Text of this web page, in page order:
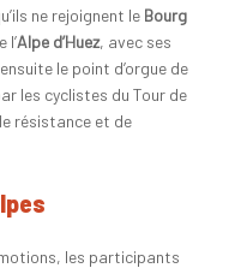
ne rejoignent le Bourg
l’Alpe d’Huez, avec ses
le point d’orgue de
les cyclistes du Tour de
résistance et de
les participants